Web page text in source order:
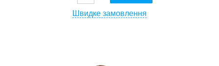
Швидке замовлення